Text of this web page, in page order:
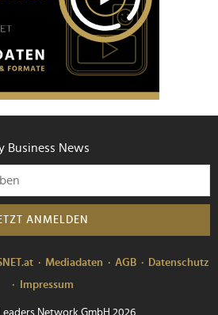
Business News
ANMELDEN
Mediadaten AGB
Datenschutz
Impressum